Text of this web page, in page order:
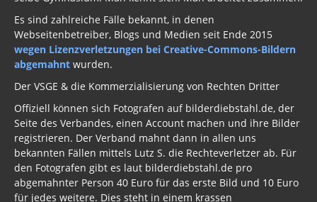
Es sind zahlreiche Fälle bekannt, in denen
Webseitenbetreiber, Blogs und Medien seit Ende 2015
wegen Lizenzverletzungen bei Creative-Commons-Bildern
abgemahnt wurden.
Der VSGE & die Kommerzialisierung von Rechten Dritter
Offiziell können sich Fotografen auf bilderdiebstahl.de, der
Seite des Verbandes, einen Account machen und ihre Bilder
registrieren. Der Verband mahnt dann in allen uns
bekannten Fällen mittels Lutz S. die Rechteverletzer ab. Für
den Fotografen gibt es laut bilderdiebstahl.de pro
abgemahnter Person 40 Euro für das erste Bild und 10 Euro
für jedes weitere. Dies steht in einem krassen